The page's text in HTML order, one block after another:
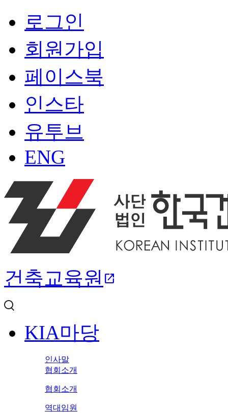
로그인
회원가입
페이스북
인스타
유투브
ENG
건축교육원 open_in_new
KIA마당
인사말
협회소개
협회소개
역대임원